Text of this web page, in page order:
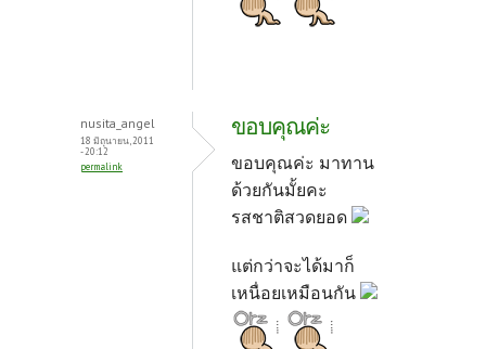
nusita_angel
18 มิถุนายน, 2011
- 20:12
permalink
ขอบคุณค่ะ
ขอบคุณค่ะ มาทาน
ด้วยกันมั้ยคะ
รสชาติสวดยอด
แต่กว่าจะได้มาก็
เหนื่อยเหมือนกัน